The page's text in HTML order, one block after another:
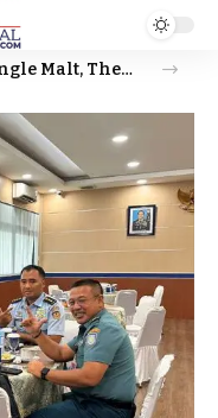
Peraih Dua Kali World’s Best Single Malt, The GlenAllachie Resmi Debut di Indonesia